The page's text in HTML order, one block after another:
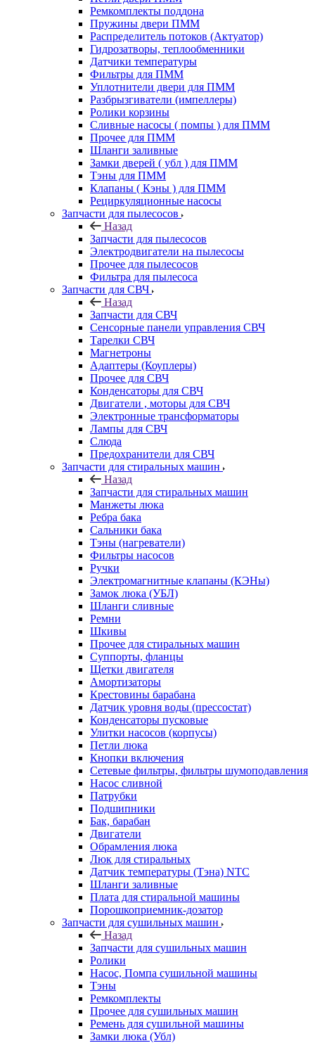
Ремкомплекты поддона
Пружины двери ПММ
Распределитель потоков (Актуатор)
Гидрозатворы, теплообменники
Датчики температуры
Фильтры для ПММ
Уплотнители двери для ПММ
Разбрызгиватели (импеллеры)
Ролики корзины
Сливные насосы ( помпы ) для ПММ
Прочее для ПММ
Шланги заливные
Замки дверей ( убл ) для ПММ
Тэны для ПММ
Клапаны ( Кэны ) для ПММ
Рециркуляционные насосы
Запчасти для пылесосов
Назад
Запчасти для пылесосов
Электродвигатели на пылесосы
Прочее для пылесосов
Фильтра для пылесоса
Запчасти для СВЧ
Назад
Запчасти для СВЧ
Сенсорные панели управления СВЧ
Тарелки СВЧ
Магнетроны
Адаптеры (Коуплеры)
Прочее для СВЧ
Конденсаторы для СВЧ
Двигатели , моторы для СВЧ
Электронные трансформаторы
Лампы для СВЧ
Слюда
Предохранители для СВЧ
Запчасти для стиральных машин
Назад
Запчасти для стиральных машин
Манжеты люка
Ребра бака
Сальники бака
Тэны (нагреватели)
Фильтры насосов
Ручки
Электромагнитные клапаны (КЭНы)
Замок люка (УБЛ)
Шланги сливные
Ремни
Шкивы
Прочее для стиральных машин
Суппорты, фланцы
Щетки двигателя
Амортизаторы
Крестовины барабана
Датчик уровня воды (прессостат)
Конденсаторы пусковые
Улитки насосов (корпусы)
Петли люка
Кнопки включения
Сетевые фильтры, фильтры шумоподавления
Насос сливной
Патрубки
Подшипники
Бак, барабан
Двигатели
Обрамления люка
Люк для стиральных
Датчик температуры (Тэна) NTC
Шланги заливные
Плата для стиральной машины
Порошкоприемник-дозатор
Запчасти для сушильных машин
Назад
Запчасти для сушильных машин
Ролики
Насос, Помпа сушильной машины
Тэны
Ремкомплекты
Прочее для сушильных машин
Ремень для сушильной машины
Замки люка (Убл)